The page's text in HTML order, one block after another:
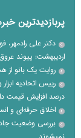
پربازدیدترین
دکتر علی رادمهر،
اردیبهشت: پیوند
روایت یک بانو از
درصد افزایش قیمت
اخلاق حرفه‌ای و